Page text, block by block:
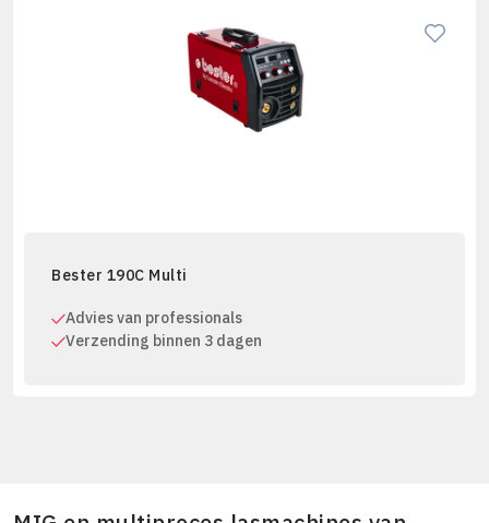
Bester 190C Multi
Advies van professionals
Verzending binnen 3 dagen